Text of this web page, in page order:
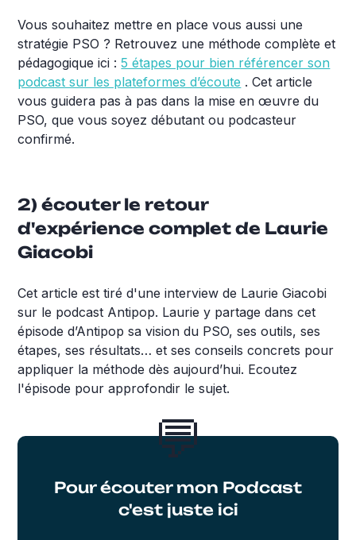
Vous souhaitez mettre en place vous aussi une
stratégie PSO ? Retrouvez une méthode complète et
pédagogique ici :5 étapes pour bien référencer son
podcast sur les plateformes d’écoute . Cet article
vous guidera pas à pas dans la mise en œuvre du
PSO, que vous soyez débutant ou podcasteur
confirmé.
2) écouter le retour
d'expérience complet de Laurie
Giacobi
Cet article est tiré d'une interview de Laurie Giacobi
sur le podcast Antipop. Laurie y partage dans cet
épisode d’Antipop sa vision du PSO, ses outils, ses
étapes, ses résultats… et ses conseils concrets pour
appliquer la méthode dès aujourd’hui. Ecoutez
l'épisode pour approfondir le sujet.
💬
Pour écouter mon Podcast
c'est juste ici